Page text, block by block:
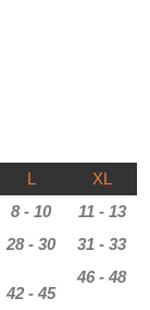
L XL
8 - 10
11 - 13
28 - 30 31 - 33
42 - 45
46 - 48